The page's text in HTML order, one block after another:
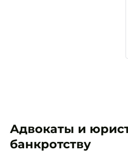
Адвокаты и
банкротству